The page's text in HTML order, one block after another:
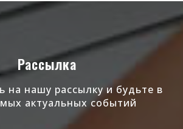
Рассылка
на нашу рассылку и будьте в
актуальных событий